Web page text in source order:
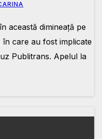
această dimineață pe
care au fost implicate
Publitrans. Apelul la